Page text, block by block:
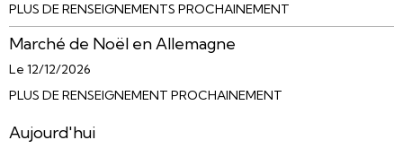
PLUS DE RENSEIGNEMENTS PROCHAINEMENT
Marché de Noël en Allemagne
Le 12/12/2026
PLUS DE RENSEIGNEMENT PROCHAINEMENT
Aujourd'hui